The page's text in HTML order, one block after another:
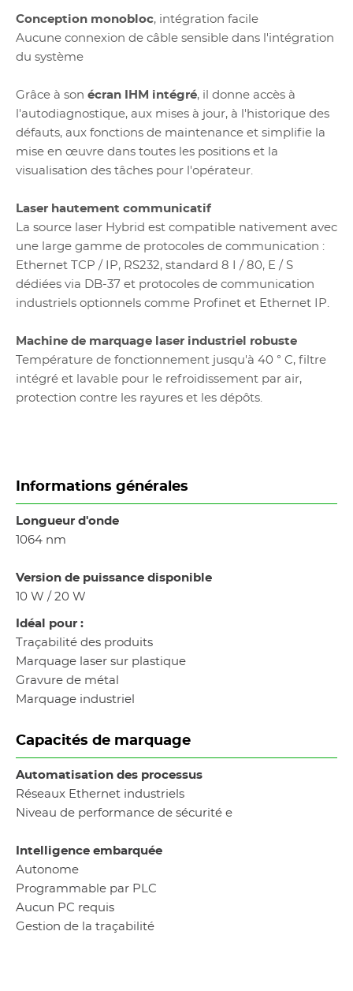
Conception monobloc, intégration facile
Aucune connexion de câble sensible dans l'intégration
du système
Grâce à son écran IHM intégré, il donne accès à
l'autodiagnostique, aux mises à jour, à l'historique des
défauts, aux fonctions de maintenance et simplifie la
mise en œuvre dans toutes les positions et la
visualisation des tâches pour l'opérateur.
Laser hautement communicatif
La source laser Hybrid est compatible nativement avec
une large gamme de protocoles de communication :
Ethernet TCP / IP, RS232, standard 8 I / 80, E / S
dédiées via DB-37 et protocoles de communication
industriels optionnels comme Profinet et Ethernet IP.
Machine de marquage laser industriel robuste
Température de fonctionnement jusqu'à 40 ° C, filtre
intégré et lavable pour le refroidissement par air,
protection contre les rayures et les dépôts.
Informations générales
Longueur d'onde
1064 nm
Version de puissance disponible
10 W / 20 W
Idéal pour :
Traçabilité des produits
Marquage laser sur plastique
Gravure de métal
Marquage industriel
Capacités de marquage
Automatisation des processus
Réseaux Ethernet industriels
Niveau de performance de sécurité e
Intelligence embarquée
Autonome
Programmable par PLC
Aucun PC requis
Gestion de la traçabilité